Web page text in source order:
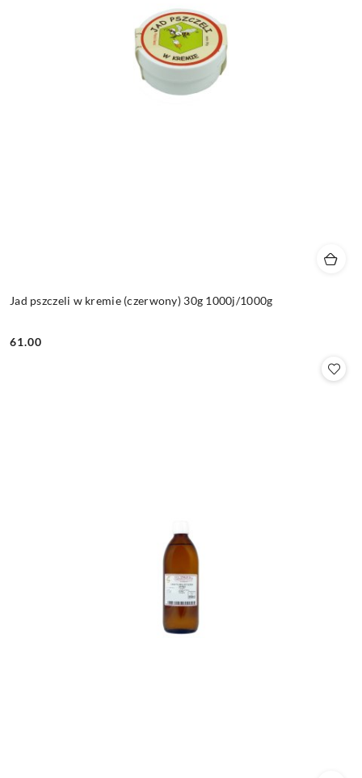
Jad pszczeli w kremie (czerwony) 30g 1000j/1000g
Cena:
61.00